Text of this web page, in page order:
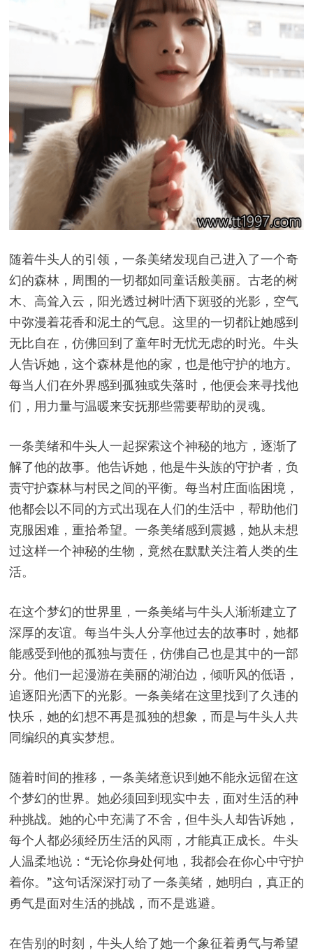
随着牛头人的引领，一条美绪发现自己进入了一个奇
幻的森林，周围的一切都如同童话般美丽。古老的树
木、高耸入云，阳光透过树叶洒下斑驳的光影，空气
中弥漫着花香和泥土的气息。这里的一切都让她感到
无比自在，仿佛回到了童年时无忧无虑的时光。牛头
人告诉她，这个森林是他的家，也是他守护的地方。
每当人们在外界感到孤独或失落时，他便会来寻找他
们，用力量与温暖来安抚那些需要帮助的灵魂。
一条美绪和牛头人一起探索这个神秘的地方，逐渐了
解了他的故事。他告诉她，他是牛头族的守护者，负
责守护森林与村民之间的平衡。每当村庄面临困境，
他都会以不同的方式出现在人们的生活中，帮助他们
克服困难，重拾希望。一条美绪感到震撼，她从未想
过这样一个神秘的生物，竟然在默默关注着人类的生
活。
在这个梦幻的世界里，一条美绪与牛头人渐渐建立了
深厚的友谊。每当牛头人分享他过去的故事时，她都
能感受到他的孤独与责任，仿佛自己也是其中的一部
分。他们一起漫游在美丽的湖泊边，倾听风的低语，
追逐阳光洒下的光影。一条美绪在这里找到了久违的
快乐，她的幻想不再是孤独的想象，而是与牛头人共
同编织的真实梦想。
随着时间的推移，一条美绪意识到她不能永远留在这
个梦幻的世界。她必须回到现实中去，面对生活的种
种挑战。她的心中充满了不舍，但牛头人却告诉她，
每个人都必须经历生活的风雨，才能真正成长。牛头
人温柔地说：“无论你身处何地，我都会在你心中守护
着你。”这句话深深打动了一条美绪，她明白，真正的
勇气是面对生活的挑战，而不是逃避。
在告别的时刻，牛头人给了她一个象征着勇气与希望